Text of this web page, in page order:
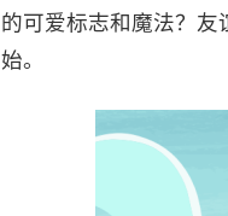
的可爱标志和魔法？
始。